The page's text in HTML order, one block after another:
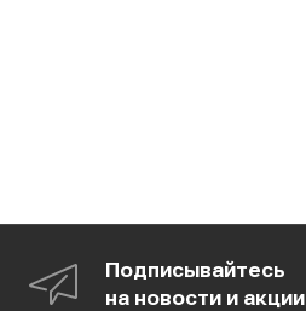
Подписывайтесь
на новости и акции